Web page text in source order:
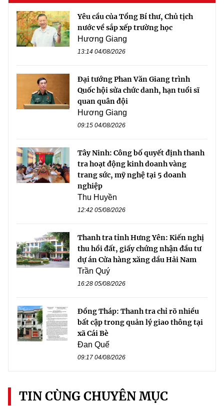
Yêu cầu của Tổng Bí thư, Chủ tịch
nước về sắp xếp trường học
Hương Giang
13:14 04/08/2026
Đại tướng Phan Văn Giang trình
Quốc hội sửa chức danh, hạn tuổi sĩ
quan quân đội
Hương Giang
09:15 04/08/2026
Tây Ninh: Công bố quyết định thanh
tra hoạt động kinh doanh vàng
trang sức, mỹ nghệ tại 5 doanh
nghiệp
Thu Huyền
12:42 05/08/2026
Thanh tra tỉnh Hưng Yên: Kiến nghị
thu hồi đất, giấy chứng nhận đầu tư
dự án Cửa hàng xăng dầu Hải Nam
Trần Quý
16:28 05/08/2026
Đồng Tháp: Thanh tra chỉ rõ nhiều
bất cập trong quản lý giao thông tại
xã Cái Bè
Đan Quế
09:17 04/08/2026
TIN CÙNG CHUYÊN MỤC